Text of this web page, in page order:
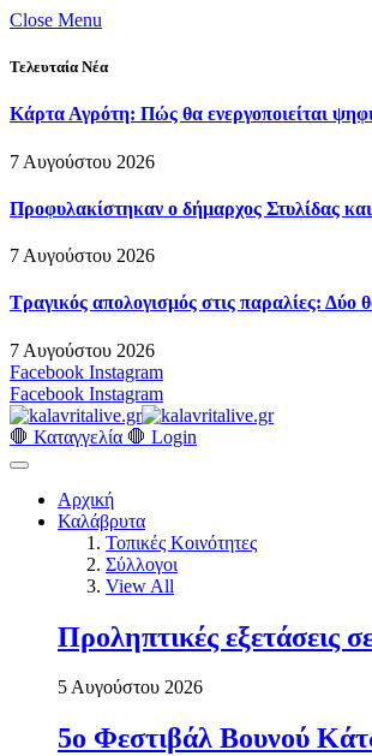
Close Menu
Τελευταία Νέα
Κάρτα Αγρότη: Πώς θα ενεργοποιείται
7 Αυγούστου 2026
Προφυλακίστηκαν ο δήμαρχος Στυλίδας
7 Αυγούστου 2026
Τραγικός απολογισμός στις παραλίες: Δύο
7 Αυγούστου 2026
Facebook Instagram
Facebook Instagram
🛑 Καταγγελία 🛑 Login
Αρχική
Καλάβρυτα
Τοπικές Κοινότητες
Σύλλογοι
View All
Προληπτικές εξετάσεις
5 Αυγούστου 2026
5ο Φεστιβάλ Βουνού